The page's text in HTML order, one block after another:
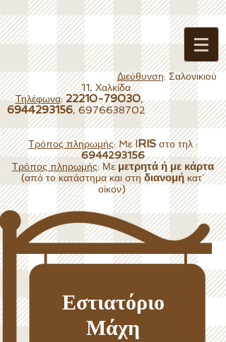
Εστιατόριο
Μάχη
Διεύθυνση: Σαλονικιού
11, Χαλκίδα
Τηλέφωνα:22210-79030,
6944293156, 6976638702
Τρόπος πληρωμής: MεIRIS στο τηλ :
6944293156
Τρόπος πληρωμής: Με μετρητά ή με κάρτα
(από το κατάστημα και στηδιανομήκατ΄
οίκον)